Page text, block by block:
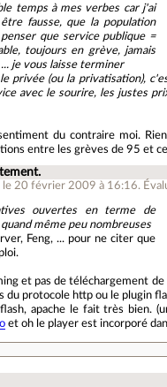
temps à mes verbes car j'ai
fausse, que la population
que service publique =
toujours en grève, jamais
je vous laisse terminer
privée (ou la privatisation),
avec le sourire, les justes
du contraire moi.
entre les grèves de 95 et
le 20 février 2009 à 16:16.
ouvertes en terme de
même peu nombreuses
Feng, ... pour ne citer que
et pas de téléchargement de
du protocole http ou le plugin
apache le fait très bien.
et oh le player est incorporé